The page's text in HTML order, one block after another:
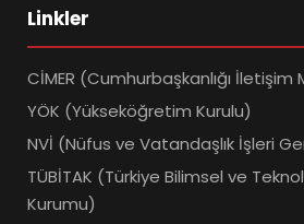
Linkler
CİMER (Cumhurbaşkanlığı İletişim
YÖK (Yükseköğretim Kurulu)
NVİ (Nüfus ve Vatandaşlık İşleri
TÜBİTAK (Türkiye Bilimsel ve
Kurumu)